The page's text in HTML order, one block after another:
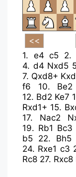
1. e4 c5 2.
4. d4 Nxd5
7. Qxd8+
f6
10. Be2
12. Bd2 Ke7
Rxd1+ 15.
17. Nac2
19. Rb1 Bc3
b5 22. Bh5
24. Rxe1 c3
Rc8 27. Rxc8